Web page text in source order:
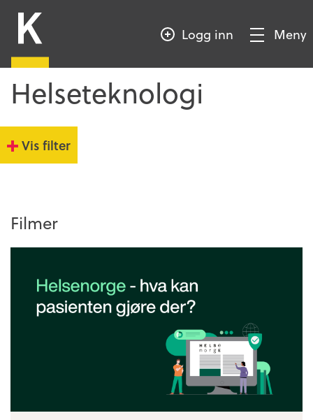
HOVEDINNHOLD
KompetansebroenLogg inn
Vis/SkjulMeny
Helseteknologi
Vis filter
Filmer